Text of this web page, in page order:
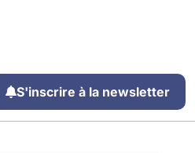
S'inscrire à la newsletter